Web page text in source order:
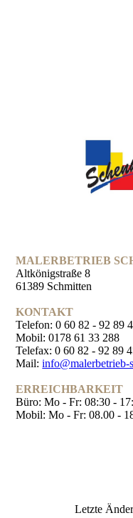
MALERBETRIEB
Altkönigstraße 8
61389 Schmitten
KONTAKT
Telefon: 0 60 82 - 92 89
Mobil: 0178 61 33 288
Telefax: 0 60 82 - 92 89
Mail:info@malerbetrieb-
ERREICHBARKEIT
Büro: Mo - Fr: 08:30 -
Mobil:Mo - Fr: 08.00 -
Letzte